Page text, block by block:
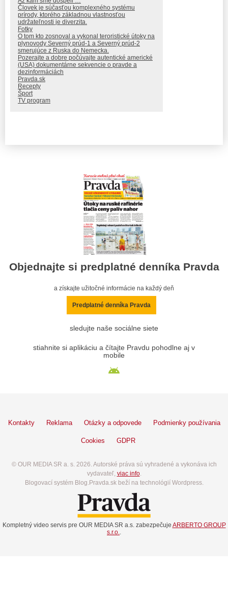
Človek je súčasťou komplexného systému
prírody, ktorého základnou vlastnosťou
udržateľnosti je diverzita.
Fotky
O tom kto zosnoval a vykonal teroristické útoky na
plynovody Severný prúd-1 a Severný prúd-2
smerujúce z Ruska do Nemecka.
Pozerajte a dobre počúvajte autentické americké
(USA) dokumentárne sekvencie o pravde a
dezinformáciách
Pravda.sk
Recepty
Šport
TV program
Objednajte si predplatné denníka Pravda
a získajte užitočné informácie na každý deň
Predplatné denníka Pravda
sledujte naše sociálne siete
stiahnite si aplikáciu a čítajte Pravdu pohodlne aj v
mobile
Kontakty Reklama Otázky a odpovede Podmienky používania
Cookies GDPR
© OUR MEDIA SR a. s. 2026. Autorské práva sú vyhradené a vykonáva ich
vydavateľ, viac info.
Blogovací systém Blog.Pravda.sk beží na technológií Wordpress.
Kompletný video servis pre OUR MEDIA SR a.s. zabezpečuje ARBERTO GROUP
s.r.o.